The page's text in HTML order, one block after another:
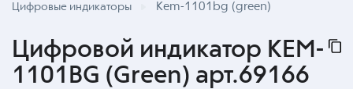
Цифровые индикаторы
Kem-1101bg (green)
Цифровой индикатор KEM-
1101BG (Green) арт.69166